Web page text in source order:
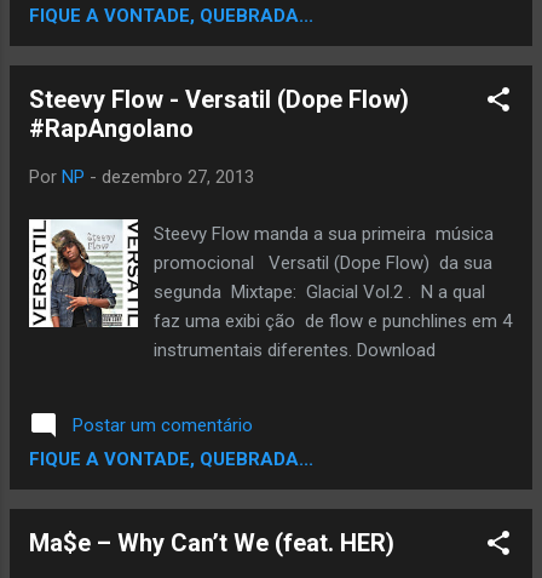
FIQUE A VONTADE, QUEBRADA...
Steevy Flow - Versatil (Dope Flow)
#RapAngolano
Por NP - dezembro 27, 2013
Steevy Flow manda a sua primeira música
promocional Versatil (Dope Flow) da sua
segunda Mixtape: Glacial Vol.2 . N a qual
faz uma exibi ção de flow e punchlines em 4
instrumentais diferentes. Download
Postar um comentário
FIQUE A VONTADE, QUEBRADA...
Ma$e – Why Can’t We (feat. HER)